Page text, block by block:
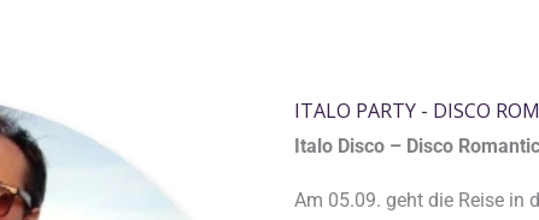
ITALO PARTY - DISCO
Italo Disco – Disco
Am 05.09. geht die Reise in